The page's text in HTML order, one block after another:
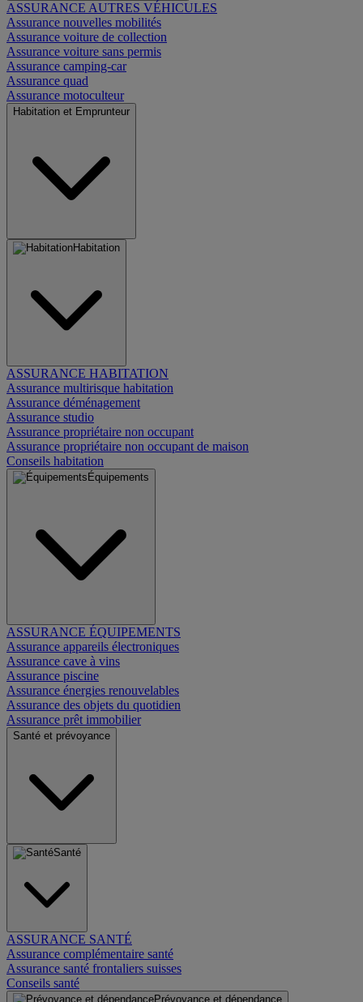
ASSURANCE AUTRES VÉHICULES
Assurance nouvelles mobilités
Assurance voiture de collection
Assurance voiture sans permis
Assurance camping-car
Assurance quad
Assurance motoculteur
Habitation et Emprunteur
Habitation
ASSURANCE HABITATION
Assurance multirisque habitation
Assurance déménagement
Assurance studio
Assurance propriétaire non occupant
Assurance propriétaire non occupant de maison
Conseils habitation
Équipements
ASSURANCE ÉQUIPEMENTS
Assurance appareils électroniques
Assurance cave à vins
Assurance piscine
Assurance énergies renouvelables
Assurance des objets du quotidien
Assurance prêt immobilier
Santé et prévoyance
Santé
ASSURANCE SANTÉ
Assurance complémentaire santé
Assurance santé frontaliers suisses
Conseils santé
Prévoyance et dépendance